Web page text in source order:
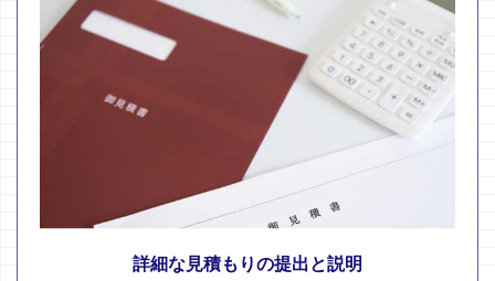
詳細な見積もりの提出と説明